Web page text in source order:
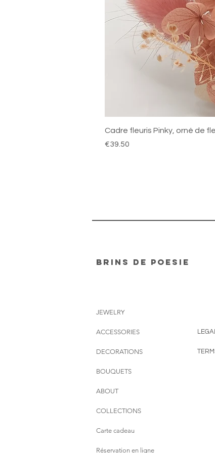
Cadre fleuris Pinky, orné de
Price
€39.50
Brins de poesie
JEWELRY
ACCESSORIES
DECORATIONS
BOUQUETS
ABOUT
COLLECTIONS
Carte cadeau
Réservation en ligne